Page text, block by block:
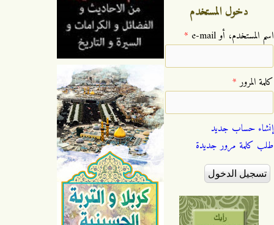
دخول المستخدم
‏اسم المستخدم، أو e-mail ‏ *
‏كلمة المرور ‏*
إنشاء حساب جديد
طلب كلمة مرور جديدة